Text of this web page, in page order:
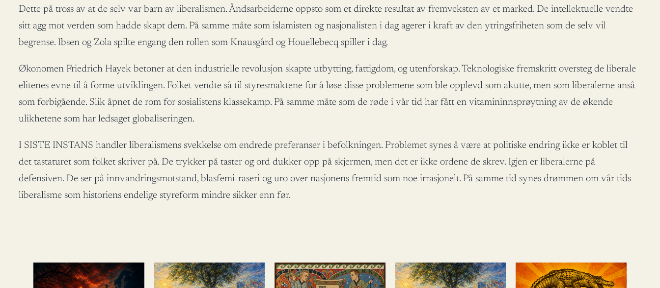
Dette på tross av at de selv var barn av liberalismen. Åndsarbeiderne oppsto som et direkte resultat av fremveksten av et marked. De intellektuelle vendte
sitt agg mot verden som hadde skapt dem. På samme måte som islamisten og nasjonalisten i dag agerer i kraft av den ytringsfriheten som de selv vil
begrense. Ibsen og Zola spilte engang den rollen som Knausgård og Houellebecq spiller i dag.
Økonomen Friedrich Hayek betoner at den industrielle revolusjon skapte utbytting, fattigdom, og utenforskap. Teknologiske fremskritt oversteg de liberale
elitenes evne til å forme utviklingen. Folket vendte så til styresmaktene for å løse disse problemene som ble opplevd som akutte, men som liberalerne anså
som forbigående. Slik åpnet de rom for sosialistens klassekamp. På samme måte som de røde i vår tid har fått en vitamininnsprøytning av de økende
ulikhetene som har ledsaget globaliseringen.
I SISTE INSTANS handler liberalismens svekkelse om endrede preferanser i befolkningen. Problemet synes å være at politiske endring ikke er koblet til
det tastaturet som folket skriver på. De trykker på taster og ord dukker opp på skjermen, men det er ikke ordene de skrev. Igjen er liberalerne på
defensiven. De ser på innvandringsmotstand, blasfemi-raseri og uro over nasjonens fremtid som noe irrasjonelt. På samme tid synes drømmen om vår tids
liberalisme som historiens endelige styreform mindre sikker enn før.